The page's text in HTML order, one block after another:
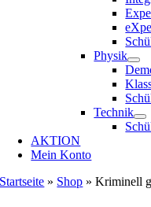
Physik
Technik
AKTION
Mein Konto
Startseite » Shop »Kriminell